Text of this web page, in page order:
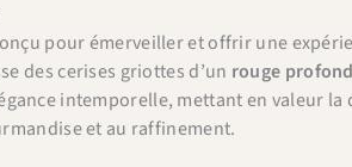
pour émerveiller et offrir une
des cerises griottes d’un rouge profond
intemporelle, mettant en valeur
et au raffinement.